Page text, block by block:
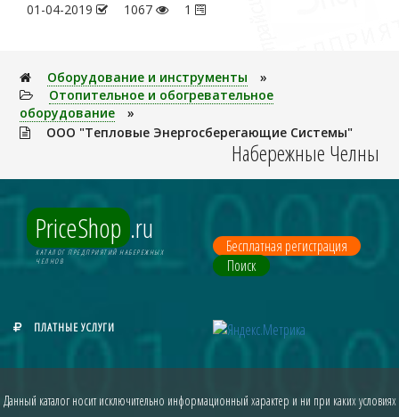
01-04-2019
1067 1
Оборудование и инструменты
»
Отопительное и обогревательное
оборудование
»
ООО "Тепловые Энергосберегающие Системы"
Набережные Челны
PriceShop .ru
КАТАЛОГ ПРЕДПРИЯТИЙ НАБЕРЕЖНЫХ
ЧЕЛНОВ
Бесплатная регистрация
Поиск
ПЛАТНЫЕ УСЛУГИ
Данный каталог носит исключительно информационный характер и ни при каких условиях